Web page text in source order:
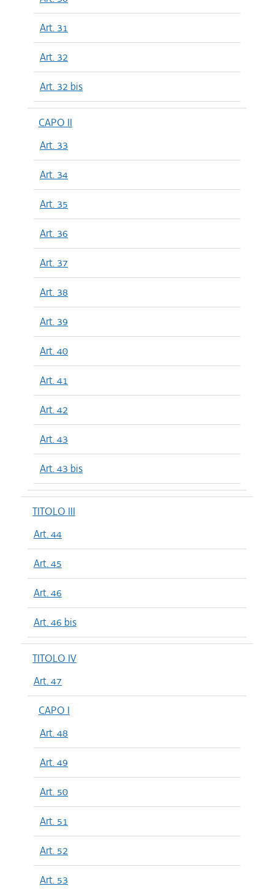
Art. 31
Art. 32
Art. 32 bis
CAPO II
Art. 33
Art. 34
Art. 35
Art. 36
Art. 37
Art. 38
Art. 39
Art. 40
Art. 41
Art. 42
Art. 43
Art. 43 bis
TITOLO III
Art. 44
Art. 45
Art. 46
Art. 46 bis
TITOLO IV
Art. 47
CAPO I
Art. 48
Art. 49
Art. 50
Art. 51
Art. 52
Art. 53